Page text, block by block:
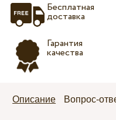
Бесплатная
доставка
Гарантия
качества
Описание Вопрос-